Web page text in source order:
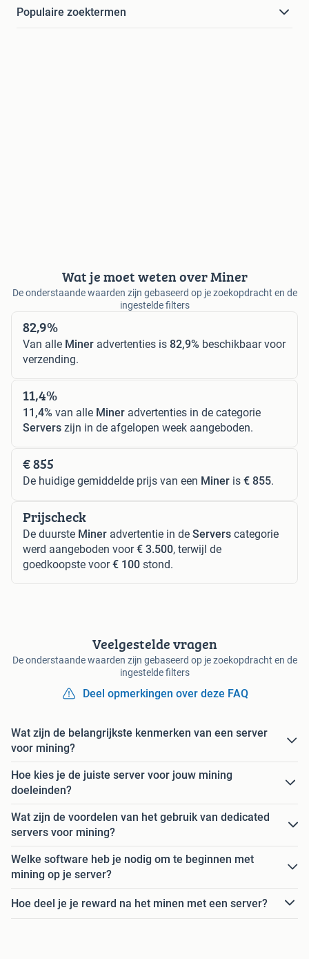
Populaire zoektermen
Wat je moet weten over Miner
De onderstaande waarden zijn gebaseerd op je zoekopdracht en de
ingestelde filters
82,9%
Van alle Miner advertenties is 82,9% beschikbaar voor
verzending.
11,4%
11,4% van alle Miner advertenties in de categorie
Servers zijn in de afgelopen week aangeboden.
€ 855
De huidige gemiddelde prijs van een Miner is € 855.
Prijscheck
De duurste Miner advertentie in de Servers categorie
werd aangeboden voor€ 3.500, terwijl de
goedkoopste voor€ 100 stond.
Veelgestelde vragen
De onderstaande waarden zijn gebaseerd op je zoekopdracht en de
ingestelde filters
Deel opmerkingen over deze FAQ
Wat zijn de belangrijkste kenmerken van een server
voor mining?
Hoe kies je de juiste server voor jouw mining
doeleinden?
Wat zijn de voordelen van het gebruik van dedicated
servers voor mining?
Welke software heb je nodig om te beginnen met
mining op je server?
Hoe deel je je reward na het minen met een server?